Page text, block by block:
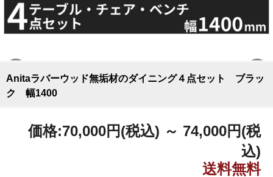
Anitaラバーウッド無垢材のダイニング４点セット ブラッ
ク 幅1400
価格:70,000円(税込) ～ 74,000円(税
込)